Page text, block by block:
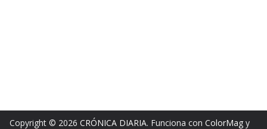
Copyright © 2026 CRÓNICA DIARIA. Funciona con ColorMag y